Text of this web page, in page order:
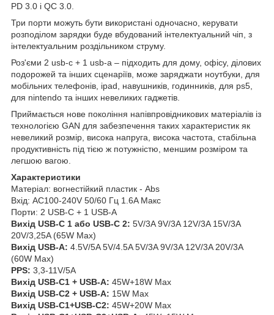
PD 3.0 і QC 3.0.
Три порти можуть бути використані одночасно, керувати
розподілом зарядки буде вбудований інтелектуальний чіп, з
інтелектуальним роздільником струму.
Роз'єми 2 usb-c + 1 usb-a – підходить для дому, офісу, ділових
подорожей та інших сценаріїв, може заряджати ноутбуки, для
мобільних телефонів, ipad, навушників, годинників, для ps5,
для nintendo та інших невеликих гаджетів.
Приймається нове покоління напівпровідникових матеріалів із
технологією GAN для забезпечення таких характеристик як
невеликий розмір, висока напруга, висока частота, стабільна
продуктивність під тією ж потужністю, меншим розміром та
легшою вагою.
Характеристики
Матеріал: вогнестійкий пластик - Abs
Вхід: AC100-240V 50/60 Гц 1.6A Макс
Порти: 2 USB-C + 1 USB-A
Вихід USB-C 1 або USB-C 2: 5V/3A 9V/3A 12V/3A 15V/3A
20V/3,25A (65W Max)
Вихід USB-A: 4.5V/5A 5V/4.5A 5V/3A 9V/3A 12V/3A 20V/3A
(60W Max)
PPS: 3,3-11V/5A
Вихід USB-C1 + USB-A: 45W+18W Max
Вихід USB-C2 + USB-A: 15W Max
Вихід USB-C1+USB-C2: 45W+20W Max